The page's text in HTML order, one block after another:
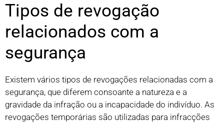
Tipos de revogação
relacionados com a
segurança
Existem vários tipos de revogações relacionadas com a
segurança, que diferem consoante a natureza e a
gravidade da infração ou a incapacidade do indivíduo. As
revogações temporárias são utilizadas para infracções